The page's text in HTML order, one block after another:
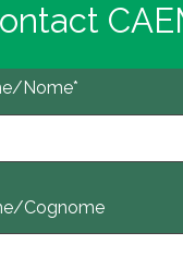
Nome*
Cognome